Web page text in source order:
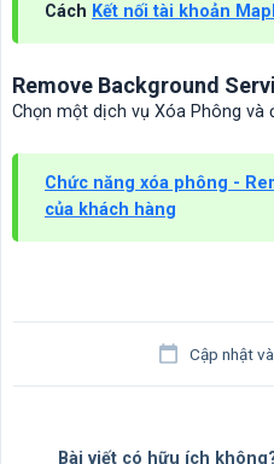
Cách Kết nối tài khoản
Remove Background
Chọn một dịch vụ Xóa Phông và
Chức năng xóa phông -
của khách hàng
Cập nhật
Bài viết có hữu ích